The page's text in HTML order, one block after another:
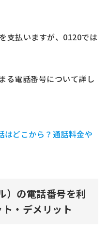
支払いますが、0120では
る電話番号について詳し
はどこから？通話料金や
）の電話番号を利
・デメリット